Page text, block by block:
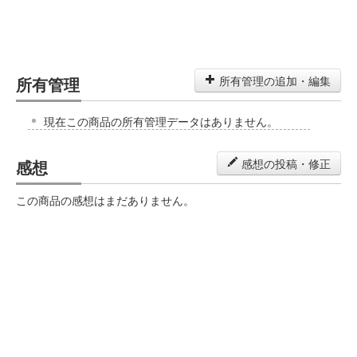
所有管理 所有管理の追加・編集
現在この商品の所有管理データはありません。
感想 感想の投稿・修正
この商品の感想はまだありません。